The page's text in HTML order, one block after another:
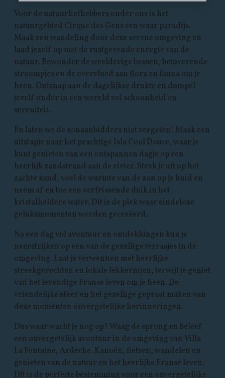
Voor de natuurliefhebbers onder ons is het
natuurgebied Cirque des Gens een waar paradijs.
Maak een wandeling door deze serene omgeving en
laad jezelf op met de rustgevende energie van de
natuur. Bewonder de weelderige bossen, betoverende
stroompjes en de overvloed aan flora en fauna om je
heen. Ontsnap aan de dagelijkse drukte en dompel
jezelf onder in een wereld vol schoonheid en
sereniteit.
En laten we de zonaanbidders niet vergeten! Maak een
uitstapje naar het prachtige Isla Cool Douce, waar je
kunt genieten van een ontspannen dagje op een
heerlijk zandstrand aan de rivier. Strek je uit op het
zachte zand, voel de warmte van de zon op je huid en
neem af en toe een verfrissende duik in het
kristalheldere water. Dit is de plek waar eindeloze
geluksmomenten worden gecreëerd.
Na een dag vol avontuur en ontdekkingen kun je
neerstrijken op een van de gezellige terrasjes in de
omgeving. Laat je verwennen met heerlijke
streekgerechten en lokale lekkernijen, terwijl je geniet
van het levendige Franse leven om je heen. De
vriendelijke sfeer en het gezellige gepraat maken van
deze momenten onvergetelijke herinneringen.
Dus waar wacht je nog op? Waag de sprong en beleef
een onvergetelijk avontuur in de omgeving van Villa
La Fontaine, Ardeche. Kanoën, fietsen, wandelen en
genieten van de natuur en het heerlijke Franse leven.
Dit is de perfecte bestemming voor een onvergetelijke